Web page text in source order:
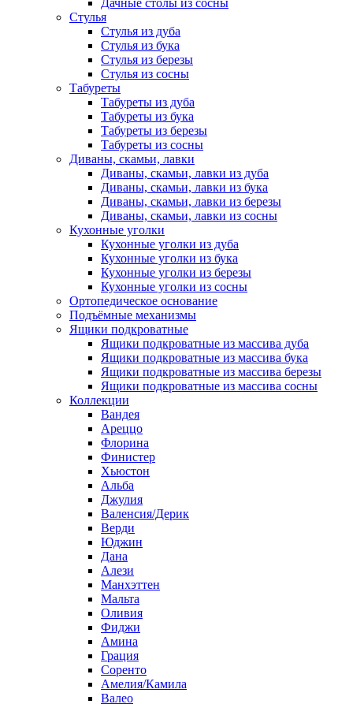
Дачные столы из сосны
Стулья
Стулья из дуба
Стулья из бука
Стулья из березы
Стулья из сосны
Табуреты
Табуреты из дуба
Табуреты из бука
Табуреты из березы
Табуреты из сосны
Диваны, скамьи, лавки
Диваны, скамьи, лавки из дуба
Диваны, скамьи, лавки из бука
Диваны, скамьи, лавки из березы
Диваны, скамьи, лавки из сосны
Кухонные уголки
Кухонные уголки из дуба
Кухонные уголки из бука
Кухонные уголки из березы
Кухонные уголки из сосны
Ортопедическое основание
Подъёмные механизмы
Ящики подкроватные
Ящики подкроватные из массива дуба
Ящики подкроватные из массива бука
Ящики подкроватные из массива березы
Ящики подкроватные из массива сосны
Коллекции
Вандея
Ареццо
Флорина
Финистер
Хьюстон
Альба
Джулия
Валенсия/Дерик
Верди
Юджин
Дана
Алези
Манхэттен
Мальта
Оливия
Фиджи
Амина
Грация
Соренто
Амелия/Камила
Валео